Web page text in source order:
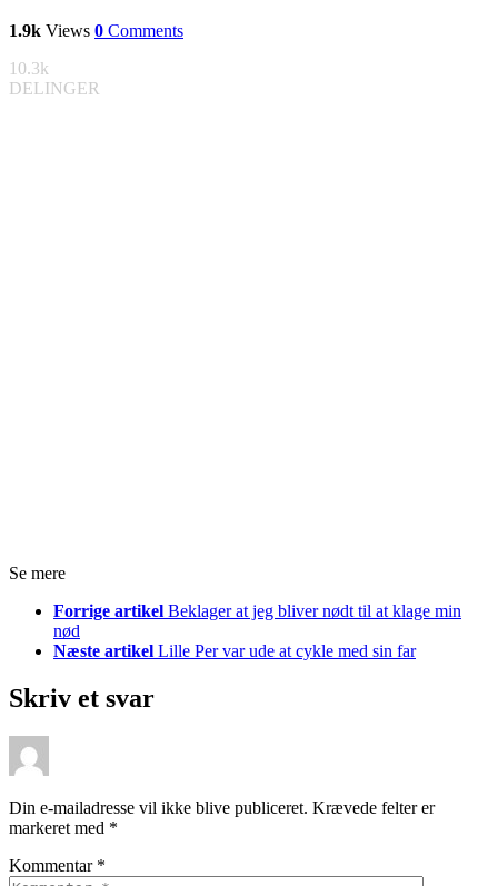
1.9k Views 0 Comments
10.3k
DELINGER
Se mere
Forrige artikel Beklager at jeg bliver nødt til at klage min
nød
Næste artikel Lille Per var ude at cykle med sin far
Skriv et svar
Din e-mailadresse vil ikke blive publiceret. Krævede felter er
markeret med *
Kommentar *